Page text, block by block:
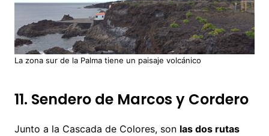
La zona sur de la Palma tiene un paisaje volcánico
11. Sendero de Marcos y Cordero
Junto a la Cascada de Colores, son las dos rutas